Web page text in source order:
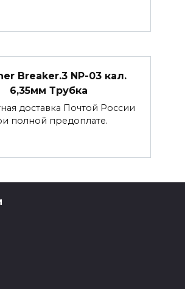
Breaker.3 NP-03 кал.
6,35мм Трубка
доставка Почтой России
полной предоплате.